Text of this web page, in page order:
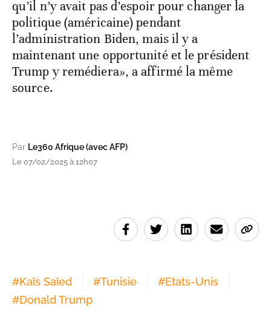
qu’il n’y avait pas d’espoir pour changer la
politique (américaine) pendant
l’administration Biden, mais il y a
maintenant une opportunité et le président
Trump y remédiera», a affirmé la même
source.
Par Le360 Afrique (avec AFP)
Le 07/02/2025 à 12h07
#Kaïs Saïed #Tunisie #Etats-Unis
#Donald Trump